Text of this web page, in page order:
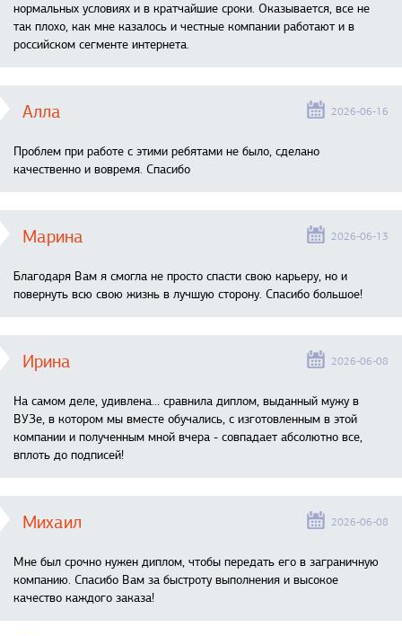
нормальных условиях и в кратчайшие сроки. Оказывается, все не
так плохо, как мне казалось и честные компании работают и в
российском сегменте интернета.
Алла 2026-06-16
Проблем при работе с этими ребятами не было, сделано
качественно и вовремя. Спасибо
Марина 2026-06-13
Благодаря Вам я смогла не просто спасти свою карьеру, но и
повернуть всю свою жизнь в лучшую сторону. Спасибо большое!
Ирина 2026-06-08
На самом деле, удивлена… сравнила диплом, выданный мужу в
ВУЗе, в котором мы вместе обучались, с изготовленным в этой
компании и полученным мной вчера - совпадает абсолютно все,
вплоть до подписей!
Михаил 2026-06-08
Мне был срочно нужен диплом, чтобы передать его в заграничную
компанию. Спасибо Вам за быстроту выполнения и высокое
качество каждого заказа!